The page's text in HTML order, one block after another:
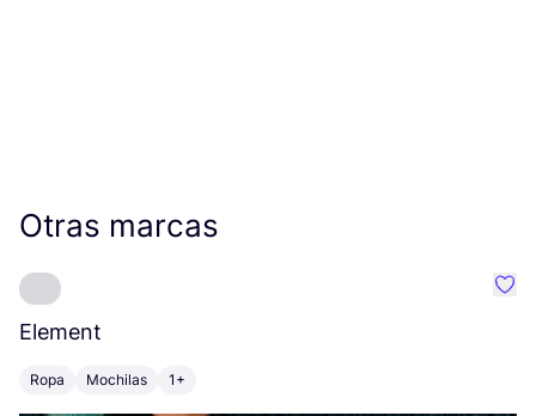
Otras marcas
Element
Ropa Mochilas 1+